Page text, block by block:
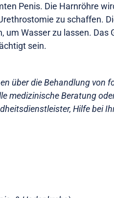
Penis. Die Harnröhre
zu schaffen.
Wasser zu lassen. Das
sein.
über die Behandlung von
medizinische Beratung
Hilfe bei